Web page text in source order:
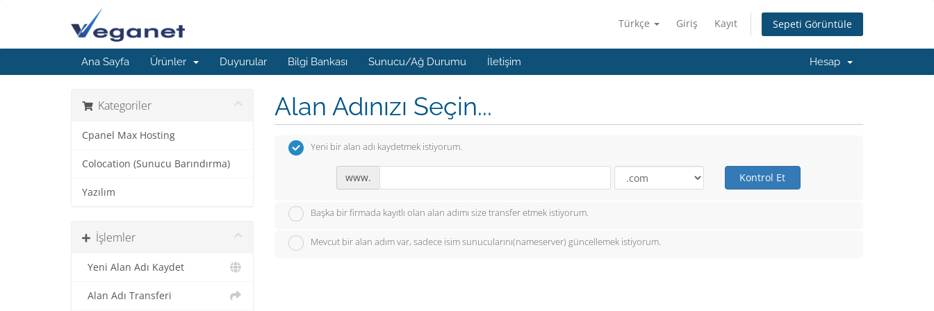
Türkçe Giriş Kayıt Sepeti Görüntüle
Ana Sayfa Ürünler Duyurular Bilgi Bankası Sunucu/Ağ Durumu İletişim Hesap
Kategoriler
Cpanel Max Hosting
Colocation (Sunucu Barındırma)
Yazılım
İşlemler
Yeni Alan Adı Kaydet
Alan Adı Transferi
Alan Adınızı Seçin...
Yeni bir alan adı kaydetmek istiyorum.
www. Kontrol Et
Başka bir firmada kayıtlı olan alan adımı size transfer etmek istiyorum.
Mevcut bir alan adım var, sadece isim sunucularını(nameserver) güncellemek istiyorum.